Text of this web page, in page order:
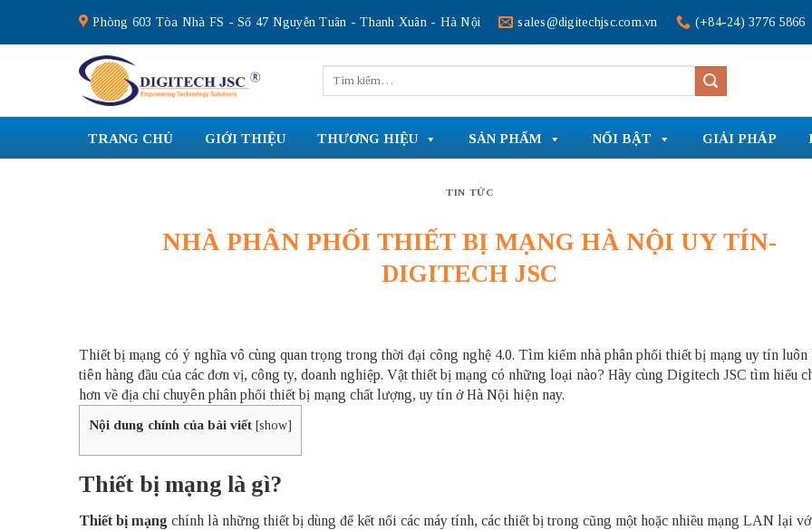
content
Phòng 603 Tòa Nhà FS - Số 47 Nguyễn Tuân - Thanh Xuân - Hà Nội sales@digitechjsc.com.vn (+84-24) 3776 5866
kiếm:
TRANG CHỦ GIỚI THIỆU THƯƠNG HIỆU SẢN PHẨM NỔI BẬT GIẢI PHÁP
TIN TỨC
NHÀ PHÂN PHỐI THIẾT BỊ MẠNG HÀ NỘI UY TÍN-
DIGITECH JSC
Thiết bị mạng có ý nghĩa vô cùng quan trọng trong thời đại công nghệ 4.0. Tìm kiếm nhà phân phối thiết bị mạng uy tín luôn
tiên hàng đầu của các đơn vị, công ty, doanh nghiệp. Vật thiết bị mạng có những loại nào? Hãy cùng Digitech JSC tìm hiểu
hơn về địa chỉ chuyên phân phối thiết bị mạng chất lượng, uy tín ở Hà Nội hiện nay.
Nội dung chính của bài viết [show]
Thiết bị mạng là gì?
Thiết bị mạng chính là những thiết bị dùng để kết nối các máy tính, các thiết bị trong cũng một hoặc nhiều mạng LAN lại